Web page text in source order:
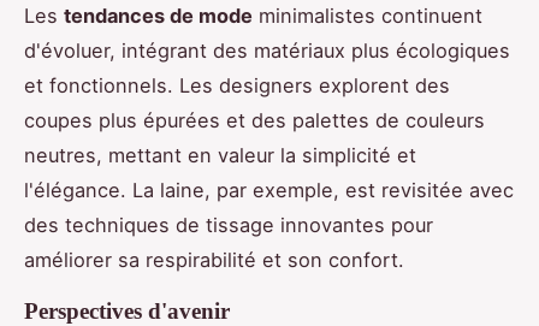
Les tendances de mode minimalistes continuent
d'évoluer, intégrant des matériaux plus écologiques
et fonctionnels. Les designers explorent des
coupes plus épurées et des palettes de couleurs
neutres, mettant en valeur la simplicité et
l'élégance. La laine, par exemple, est revisitée avec
des techniques de tissage innovantes pour
améliorer sa respirabilité et son confort.
Perspectives d'avenir